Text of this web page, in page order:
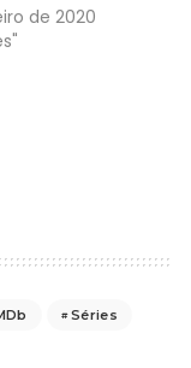
de 2020
Séries